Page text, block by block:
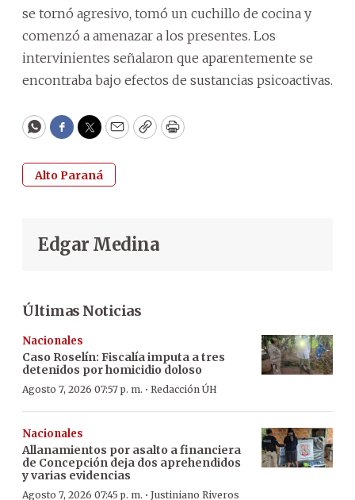
se tornó agresivo, tomó un cuchillo de cocina y
comenzó a amenazar a los presentes. Los
intervinientes señalaron que aparentemente se
encontraba bajo efectos de sustancias psicoactivas.
WhatsApp
Facebook
Twitter
EmailCopyPrint
Alto Paraná
Edgar Medina
Últimas Noticias
Nacionales
Caso Roselín: Fiscalía imputa a tres
detenidos por homicidio doloso
Agosto 7, 2026 07:57 p. m. · Redacción ÚH
Nacionales
Allanamientos por asalto a financiera
de Concepción deja dos aprehendidos
y varias evidencias
Agosto 7, 2026 07:45 p. m. · Justiniano Riveros